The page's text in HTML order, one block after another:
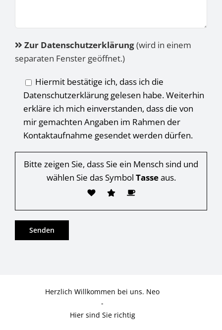
Zur Datenschutzerklärung(wird in einem
separaten Fenster geöffnet.)
Hiermit bestätige ich, dass ich die
Datenschutzerklärung gelesen habe. Weiterhin
erkläre ich mich einverstanden, dass die von
mir gemachten Angaben im Rahmen der
Kontaktaufnahme gesendet werden dürfen.
Bitte zeigen Sie, dass Sie ein Mensch sind und
wählen Sie das Symbol Tasseaus.
Herzlich Willkommen bei uns. Neo
-
Hier sind Sie richtig